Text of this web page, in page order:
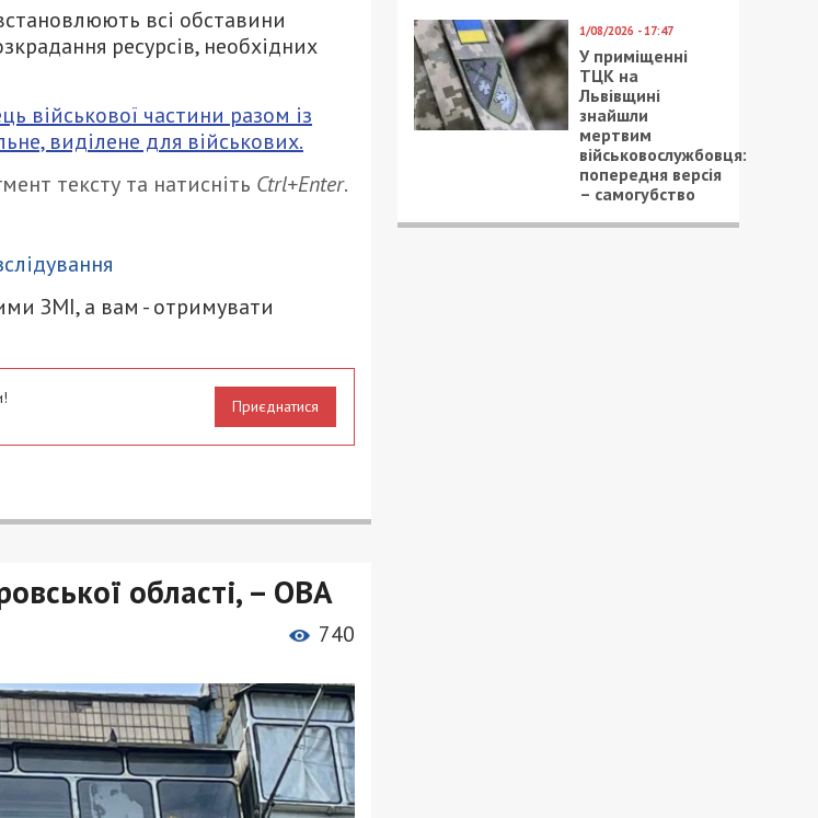
всі обставини
ресурсів, необхідних
військової частини разом із
виділене для військових.
тексту та натисніть Ctrl+Enter.
ЗМІ, а вам - отримувати
Приєднатися
області, – ОВА
740
1/08/2026 - 17:47
У приміщенні
ТЦК на
Львівщині
знайшли
мертвим
військовослужбовця:
попередня версія
– самогубство